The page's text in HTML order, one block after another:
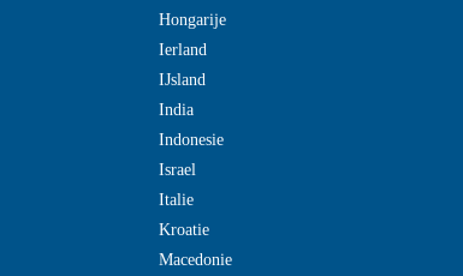
Hongarije
Ierland
IJsland
India
Indonesie
Israel
Italie
Kroatie
Macedonie